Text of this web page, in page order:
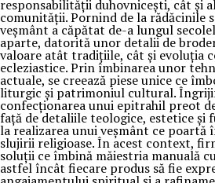
responsabilității duhovnicești, cât și
comunității. Pornind de la rădăcinile
veșmânt a căpătat de-a lungul
aparte, datorită unor detalii de
valoare atât tradițiile, cât și evoluția
ecleziastice. Prin îmbinarea unor
actuale, se creează piese unice ce
liturgic și patrimoniul cultural.
confecționarea unui epitrahil preot
față de detaliile teologice, estetice
la realizarea unui veșmânt ce poartă
slujirii religioase. În acest context,
soluții ce îmbină măiestria manuală
astfel încât fiecare produs să fie